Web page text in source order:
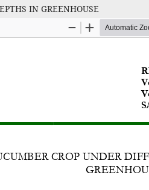
IN GREENHOUSE